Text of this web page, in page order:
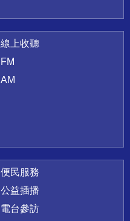
線上收聽
FM
AM
便民服務
公益插播
電台參訪